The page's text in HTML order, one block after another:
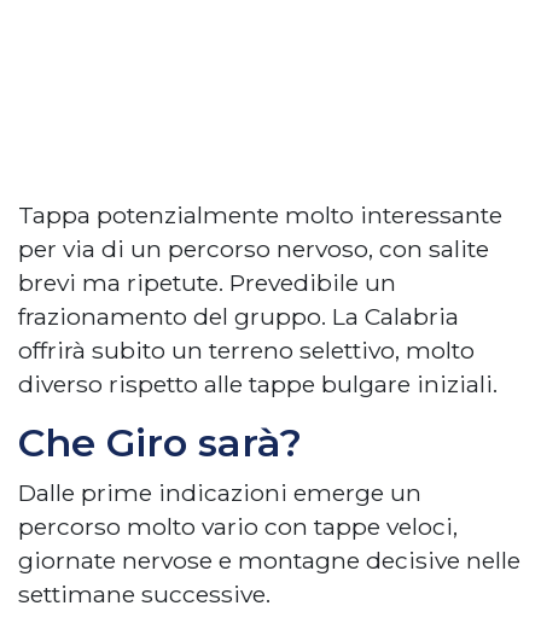
Tappa potenzialmente molto interessante
per via di un percorso nervoso, con salite
brevi ma ripetute. Prevedibile un
frazionamento del gruppo. La Calabria
offrirà subito un terreno selettivo, molto
diverso rispetto alle tappe bulgare iniziali.
Che Giro sarà?
Dalle prime indicazioni emerge un
percorso molto vario con tappe veloci,
giornate nervose e montagne decisive nelle
settimane successive.